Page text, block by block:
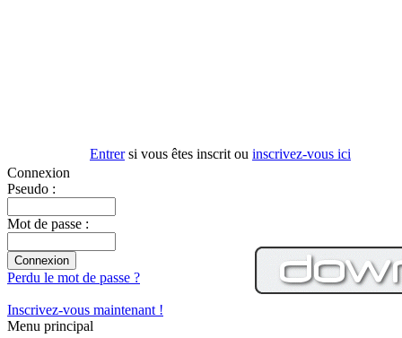
Entrersi vous êtes inscrit ou inscrivez-vous ici
Connexion
Pseudo :
Mot de passe :
Perdu le mot de passe ?
Inscrivez-vous maintenant !
Menu principal